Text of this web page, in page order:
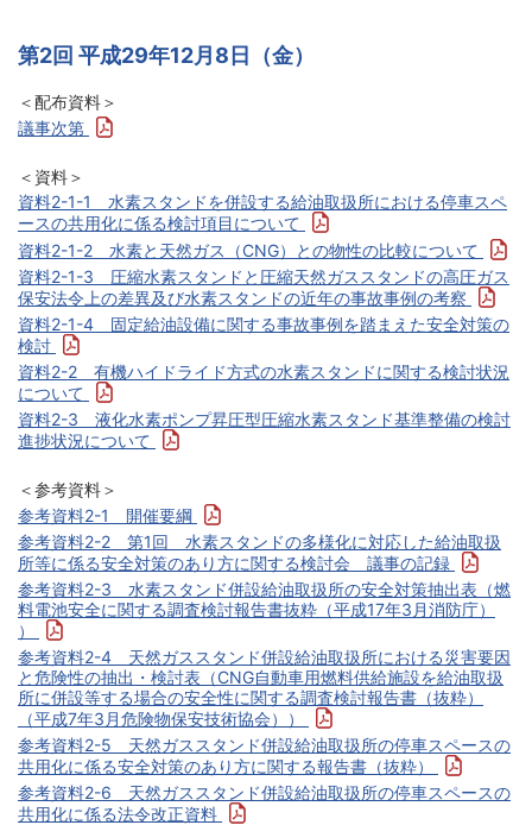
第2回 平成29年12月8日（金）
＜配布資料＞
議事次第
＜資料＞
資料2-1-1 水素スタンドを併設する給油取扱所における停車スペ
ースの共用化に係る検討項目について
資料2-1-2 水素と天然ガス（CNG）との物性の比較について
資料2-1-3 圧縮水素スタンドと圧縮天然ガススタンドの高圧ガス
保安法令上の差異及び水素スタンドの近年の事故事例の考察
資料2-1-4 固定給油設備に関する事故事例を踏まえた安全対策の
検討
資料2-2 有機ハイドライド方式の水素スタンドに関する検討状況
について
資料2-3 液化水素ポンプ昇圧型圧縮水素スタンド基準整備の検討
進捗状況について
＜参考資料＞
参考資料2-1 開催要綱
参考資料2-2 第1回 水素スタンドの多様化に対応した給油取扱
所等に係る安全対策のあり方に関する検討会 議事の記録
参考資料2-3 水素スタンド併設給油取扱所の安全対策抽出表（燃
料電池安全に関する調査検討報告書抜粋（平成17年3月消防庁）
）
参考資料2-4 天然ガススタンド併設給油取扱所における災害要因
と危険性の抽出・検討表（CNG自動車用燃料供給施設を給油取扱
所に併設等する場合の安全性に関する調査検討報告書（抜粋）
（平成7年3月危険物保安技術協会））
参考資料2-5 天然ガススタンド併設給油取扱所の停車スペースの
共用化に係る安全対策のあり方に関する報告書（抜粋）
参考資料2-6 天然ガススタンド併設給油取扱所の停車スペースの
共用化に係る法令改正資料